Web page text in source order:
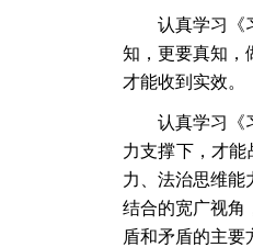
认真学习《
知，更要真知，
才能收到实效。
认真学习《
力支撑下，才
力、法治思维能
结合的宽广视角
盾和矛盾的主要